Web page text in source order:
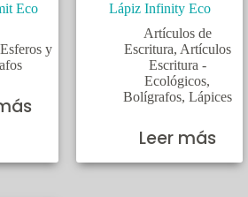
Eco
Esferos y
Lápiz Infinity Eco
Artículos de
Escritura, Artículos
Escritura -
Ecológicos,
Bolígrafos, Lápices
Leer más